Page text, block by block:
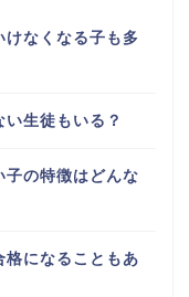
けなくなる子も多
生徒もいる？
子の特徴はどんな
格になることもあ